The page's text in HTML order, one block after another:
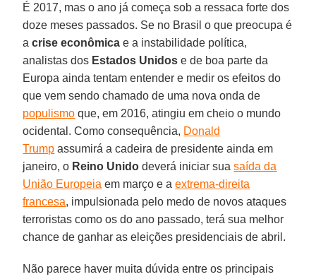
É 2017, mas o ano já começa sob a ressaca forte dos
doze meses passados. Se no Brasil o que preocupa é
a crise econômica e a instabilidade política,
analistas dos Estados Unidos e de boa parte da
Europa ainda tentam entender e medir os efeitos do
que vem sendo chamado de uma nova onda de
populismo que, em 2016, atingiu em cheio o mundo
ocidental. Como consequência, Donald
Trump assumirá a cadeira de presidente ainda em
janeiro, o Reino Unido deverá iniciar suasaída da
União Europeia em março e aextrema-direita
francesa, impulsionada pelo medo de novos ataques
terroristas como os do ano passado, terá sua melhor
chance de ganhar as eleições presidenciais de abril.
Não parece haver muita dúvida entre os principais